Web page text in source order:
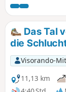
Das Tal
die
Visorando-
11,13 km